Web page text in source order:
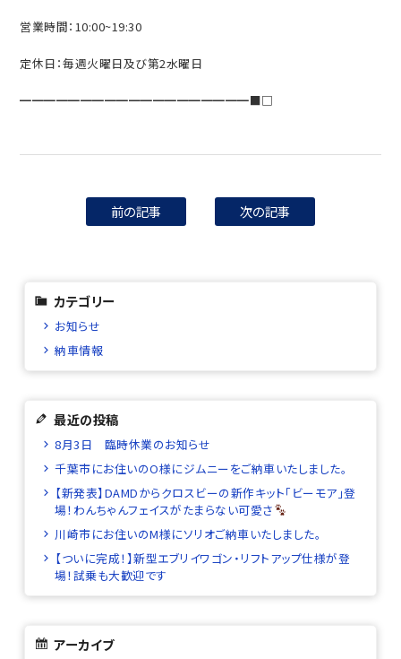
営業時間：10:00~19:30
定休日：毎週火曜日及び第2水曜日
━━━━━━━━━━━━━━━━━━━■□
前の記事 次の記事
カテゴリー
お知らせ
納車情報
最近の投稿
8月3日 臨時休業のお知らせ
千葉市にお住いのO様にジムニーをご納車いたしました。
【新発表】DAMDからクロスビーの新作キット「ビーモア」登
場！わんちゃんフェイスがたまらない可愛さ
川崎市にお住いのM様にソリオご納車いたしました。
【ついに完成！】新型エブリイワゴン・リフトアップ仕様が登
場！試乗も大歓迎です
アーカイブ